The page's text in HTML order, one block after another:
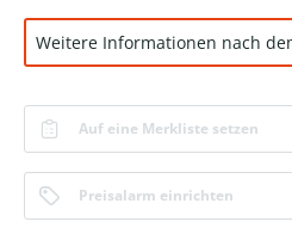
Weitere Informationen nach
Auf eine Merkliste setzen
Preisalarm einrichten